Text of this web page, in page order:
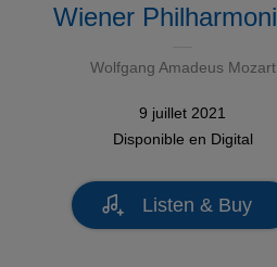
Wiener
Wolfgang Amadeus Mozart
9 juillet 2021
Disponible en Digital
Listen & Buy